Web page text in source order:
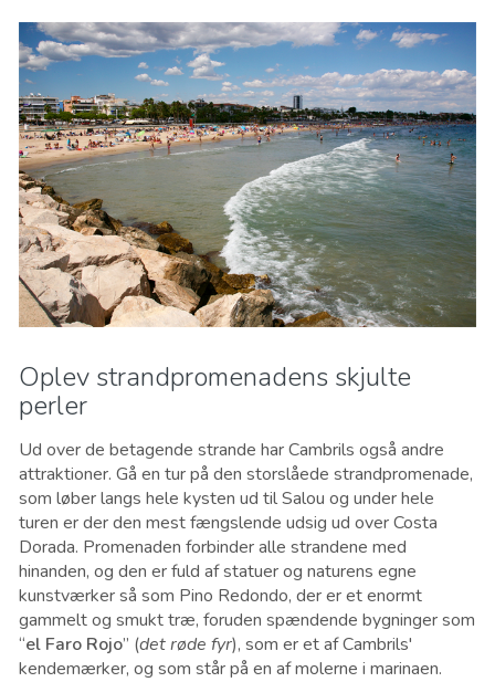
Oplev strandpromenadens skjulte
perler
Ud over de betagende strande har Cambrils også andre
attraktioner. Gå en tur på den storslåede strandpromenade,
som løber langs hele kysten ud til Salou og under hele
turen er der den mest fængslende udsig ud over Costa
Dorada. Promenaden forbinder alle strandene med
hinanden, og den er fuld af statuer og naturens egne
kunstværker så som Pino Redondo, der er et enormt
gammelt og smukt træ, foruden spændende bygninger som
“el Faro Rojo” (det røde fyr), som er et af Cambrils'
kendemærker, og som står på en af molerne i marinaen.